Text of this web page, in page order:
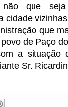
não que
cidade
que
de Paço
a situação
Sr.